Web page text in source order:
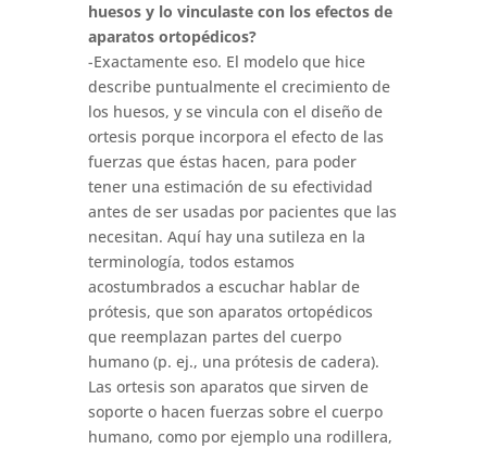
huesos y lo vinculaste con los efectos de
aparatos ortopédicos?
-Exactamente eso. El modelo que hice
describe puntualmente el crecimiento de
los huesos, y se vincula con el diseño de
ortesis porque incorpora el efecto de las
fuerzas que éstas hacen, para poder
tener una estimación de su efectividad
antes de ser usadas por pacientes que las
necesitan. Aquí hay una sutileza en la
terminología, todos estamos
acostumbrados a escuchar hablar de
prótesis, que son aparatos ortopédicos
que reemplazan partes del cuerpo
humano (p. ej., una prótesis de cadera).
Las ortesis son aparatos que sirven de
soporte o hacen fuerzas sobre el cuerpo
humano, como por ejemplo una rodillera,